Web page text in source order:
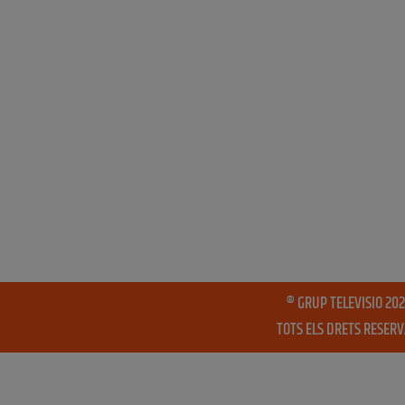
® GRUP TELEVISIO
TOTS ELS DRETS